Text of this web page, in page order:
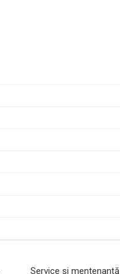
Service și mentenanță